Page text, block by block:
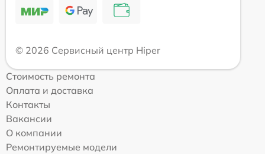
© 2026 Сервисный центр Hiper
Стоимость ремонта
Оплата и доставка
Контакты
Вакансии
О компании
Ремонтируемые модели